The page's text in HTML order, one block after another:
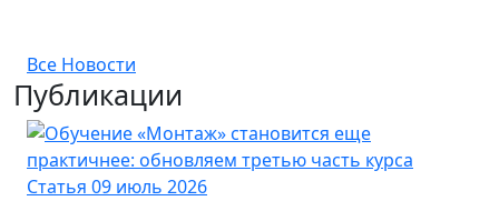
Все Новости
Публикации
Статья 09 июль 2026